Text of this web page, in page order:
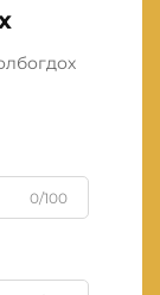
0/100